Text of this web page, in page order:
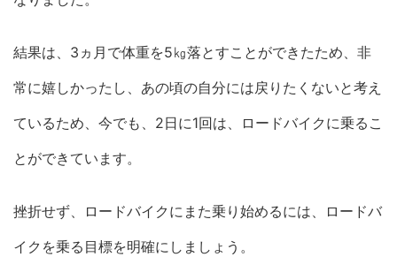
結果は、3ヵ月で体重を5㎏落とすことができたため、非
常に嬉しかったし、あの頃の自分には戻りたくないと考え
ているため、今でも、2日に1回は、ロードバイクに乗るこ
とができています。
挫折せず、ロードバイクにまた乗り始めるには、ロードバ
イクを乗る目標を明確にしましょう。